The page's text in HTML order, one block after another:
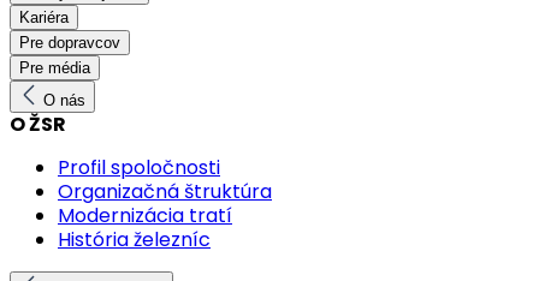
Kariéra
Pre dopravcov
Pre média
O nás
O ŽSR
Profil spoločnosti
Organizačná štruktúra
Modernizácia tratí
História železníc